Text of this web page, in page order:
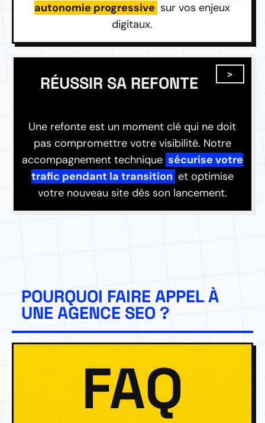
autonomie progressive sur vos enjeux
digitaux.
RÉUSSIR SA REFONTE
Une refonte est un moment clé qui ne doit
pas compromettre votre visibilité. Notre
accompagnement technique sécurise votre
trafic pendant la transition et optimise
votre nouveau site dès son lancement.
POURQUOI FAIRE APPEL À
UNE AGENCE SEO ?
FAQ